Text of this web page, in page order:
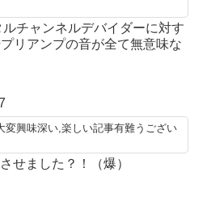
チャンネルデバイダーに対す
リアンプの音が全て無意味な
変興味深い,楽しい記事有難うござい
せました？！（爆）